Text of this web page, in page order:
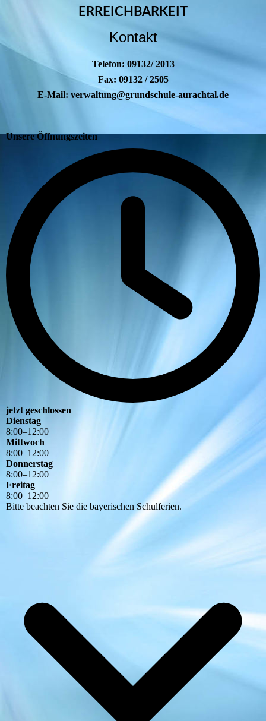
ERREICHBARKEIT
Kontakt
Telefon: 09132/ 2013
Fax: 09132 / 2505
E-Mail: verwaltung@grundschule-aurachtal.de
Unsere Öffnungszeiten
jetzt geschlossen
Dienstag
8:00–12:00
Mittwoch
8:00–12:00
Donnerstag
8:00–12:00
Freitag
8:00–12:00
Bitte beachten Sie die bayerischen Schulferien.